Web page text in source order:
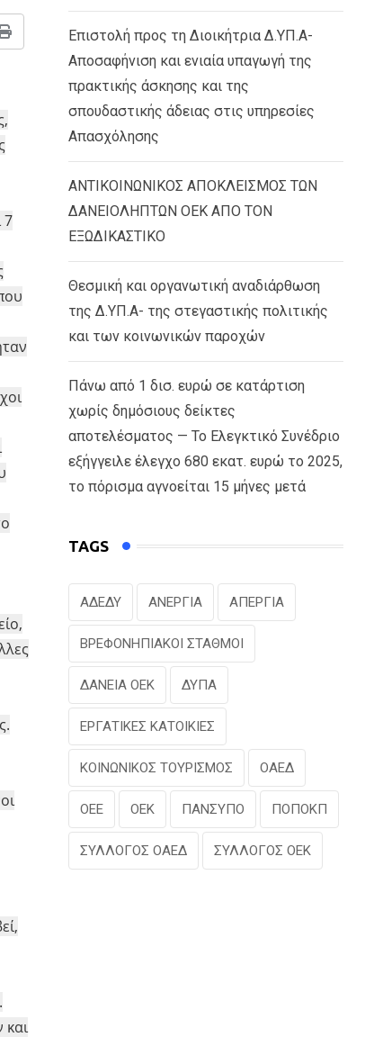
Print
7
Επιστολή προς τη Διοικήτρια Δ.ΥΠ.Α-
Αποσαφήνιση και ενιαία υπαγωγή της
πρακτικής άσκησης και της
σπουδαστικής άδειας στις υπηρεσίες
Απασχόλησης
ΑΝΤΙΚΟΙΝΩΝΙΚΟΣ ΑΠΟΚΛΕΙΣΜΟΣ ΤΩΝ
ΔΑΝΕΙΟΛΗΠΤΩΝ ΟΕΚ ΑΠΟ ΤΟΝ
ΕΞΩΔΙΚΑΣΤΙΚΟ
Θεσμική και οργανωτική αναδιάρθωση
της Δ.ΥΠ.Α- της στεγαστικής πολιτικής
και των κοινωνικών παροχών
Πάνω από 1 δισ. ευρώ σε κατάρτιση
χωρίς δημόσιους δείκτες
αποτελέσματος — Το Ελεγκτικό Συνέδριο
εξήγγειλε έλεγχο 680 εκατ. ευρώ το 2025,
το πόρισμα αγνοείται 15 μήνες μετά
TAGS
ΑΔΕΔΥ ΑΝΕΡΓΙΑ ΑΠΕΡΓΙΑ
ΒΡΕΦΟΝΗΠΙΑΚΟΙ ΣΤΑΘΜΟΙ
ΔΑΝΕΙΑ ΟΕΚ ΔΥΠΑ
ΕΡΓΑΤΙΚΕΣ ΚΑΤΟΙΚΙΕΣ
ΚΟΙΝΩΝΙΚΟΣ ΤΟΥΡΙΣΜΟΣ ΟΑΕΔ
ΟΕΕ ΟΕΚ ΠΑΝΣΥΠΟ ΠΟΠΟΚΠ
ΣΥΛΛΟΓΟΣ ΟΑΕΔ ΣΥΛΛΟΓΟΣ ΟΕΚ